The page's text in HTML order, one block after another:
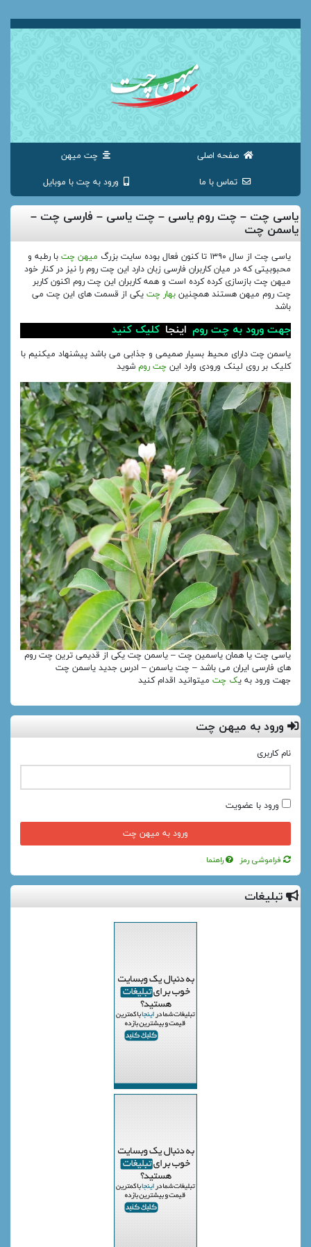
صفحه اصلی چت میهن
تماس با ما ورود به چت با موبایل
ورود به میهن چت
نام کاربری
ورود با عضویت
فراموشی رمز راهنما
یاسی چت – چت روم یاسی – چت یاسی – فارسی چت –
یاسمن چت
یاسی چت از سال ۱۳۹۰ تا کنون فعال بوده سایت بزرگ میهن چتبا رطبه و
محبوبیتی که در میان کاربران فارسی زبان دارد این چت روم را نیز در کنار خود
میهن چت بازسازی کرده کرده است و همه کاربران این چت روم اکنون کاربر
چت روم میهن هستند همچنین بهار چتیکی از قسمت های این چت می
باشد
جهت ورود به چت روم اینجا کلیک کنید
یاسمن چت دارای محیط بسیار صمیمی و جذابی می باشد پیشنهاد میکنیم با
کلیک بر روی لینک ورودی وارد این چت رومشوید
یاسی چت یا همان یاسمین چت – یاسمن چت یکی از قدیمی ترین چت روم
های فارسی ایران می باشد – چت یاسمن – ادرس جدید یاسمن چت
جهت ورود به یک چتمیتوانید اقدام کنید
تبلیغات